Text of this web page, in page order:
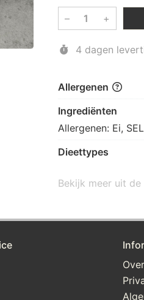
– +
4 dagen
Allergenen
Ingrediënten
Allergenen: Ei,
Dieettypes
Bekijk meer uit